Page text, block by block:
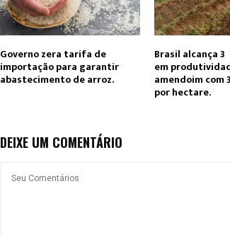
Governo zera tarifa de
importação para garantir
abastecimento de arroz.
Brasil alcança
em
amendoim com
por hectare.
DEIXE UM COMENTÁRIO